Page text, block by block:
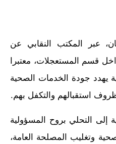
عبر المكتب النقابي عن
قسم المستعجلات، معتبرا
يهدد جودة الخدمات الصحية
استقبالهم والتكفل بهم.
إلى التحلي بروح المسؤولية
وتغليب المصلحة العامة،